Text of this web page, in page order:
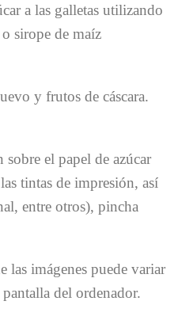
a las galletas utilizando
sirope de maíz
y frutos de cáscara.
sobre el papel de azúcar
tintas de impresión, así
entre otros), pincha
las imágenes puede variar
del ordenador.